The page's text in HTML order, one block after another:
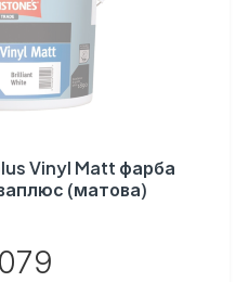
Vinyl Matt фарба
(матова)